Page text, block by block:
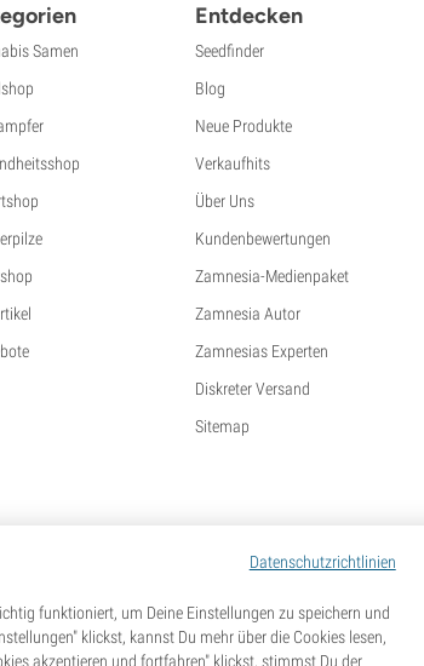
Samen
Entdecken
Seedfinder
Blog
Neue Produkte
Verkaufhits
Über Uns
Kundenbewertungen
Zamnesia-Medienpaket
Zamnesia Autor
Zamnesias Experten
Diskreter Versand
Sitemap
Datenschutzrichtlinien
funktioniert, um Deine Einstellungen zu speichern und
klickst, kannst Du mehr über die Cookies lesen,
akzeptieren und fortfahren" klickst, stimmst Du der